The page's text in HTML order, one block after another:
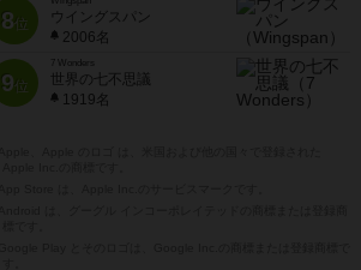
8位
ウイングスパン
2006名
9位
7 Wonders
世界の七不思議
1919名